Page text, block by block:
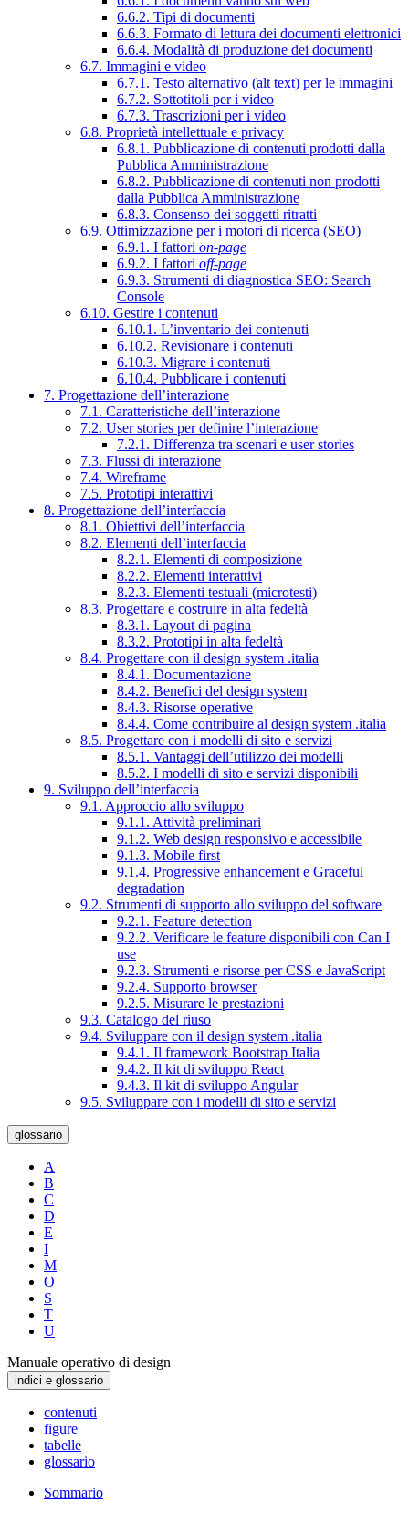
6.6.2. Tipi di documenti
6.6.3. Formato di lettura dei documenti elettronici
6.6.4. Modalità di produzione dei documenti
6.7. Immagini e video
6.7.1. Testo alternativo (alt text) per le immagini
6.7.2. Sottotitoli per i video
6.7.3. Trascrizioni per i video
6.8. Proprietà intellettuale e privacy
6.8.1. Pubblicazione di contenuti prodotti dalla
Pubblica Amministrazione
6.8.2. Pubblicazione di contenuti non prodotti
dalla Pubblica Amministrazione
6.8.3. Consenso dei soggetti ritratti
6.9. Ottimizzazione per i motori di ricerca (SEO)
6.9.1. I fattori on-page
6.9.2. I fattori off-page
6.9.3. Strumenti di diagnostica SEO: Search
Console
6.10. Gestire i contenuti
6.10.1. L’inventario dei contenuti
6.10.2. Revisionare i contenuti
6.10.3. Migrare i contenuti
6.10.4. Pubblicare i contenuti
7. Progettazione dell’interazione
7.1. Caratteristiche dell’interazione
7.2. User stories per definire l’interazione
7.2.1. Differenza tra scenari e user stories
7.3. Flussi di interazione
7.4. Wireframe
7.5. Prototipi interattivi
8. Progettazione dell’interfaccia
8.1. Obiettivi dell’interfaccia
8.2. Elementi dell’interfaccia
8.2.1. Elementi di composizione
8.2.2. Elementi interattivi
8.2.3. Elementi testuali (microtesti)
8.3. Progettare e costruire in alta fedeltà
8.3.1. Layout di pagina
8.3.2. Prototipi in alta fedeltà
8.4. Progettare con il design system .italia
8.4.1. Documentazione
8.4.2. Benefici del design system
8.4.3. Risorse operative
8.4.4. Come contribuire al design system .italia
8.5. Progettare con i modelli di sito e servizi
8.5.1. Vantaggi dell’utilizzo dei modelli
8.5.2. I modelli di sito e servizi disponibili
9. Sviluppo dell’interfaccia
9.1. Approccio allo sviluppo
9.1.1. Attività preliminari
9.1.2. Web design responsivo e accessibile
9.1.3. Mobile first
9.1.4. Progressive enhancement e Graceful
degradation
9.2. Strumenti di supporto allo sviluppo del software
9.2.1. Feature detection
9.2.2. Verificare le feature disponibili con Can I
use
9.2.3. Strumenti e risorse per CSS e JavaScript
9.2.4. Supporto browser
9.2.5. Misurare le prestazioni
9.3. Catalogo del riuso
9.4. Sviluppare con il design system .italia
9.4.1. Il framework Bootstrap Italia
9.4.2. Il kit di sviluppo React
9.4.3. Il kit di sviluppo Angular
9.5. Sviluppare con i modelli di sito e servizi
glossario
A
B
C
D
E
I
M
O
S
T
U
Manuale operativo di design
indici e glossario
contenuti
figure
tabelle
glossario
Sommario